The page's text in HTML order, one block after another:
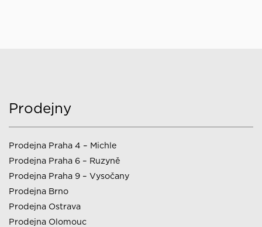
Prodejny
Prodejna Praha 4 – Michle
Prodejna Praha 6 – Ruzyně
Prodejna Praha 9 – Vysočany
Prodejna Brno
Prodejna Ostrava
Prodejna Olomouc